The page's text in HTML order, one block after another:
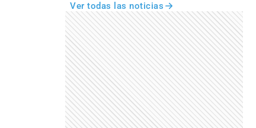
Ver todas las noticias